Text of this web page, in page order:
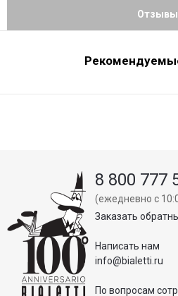
Отзывы
8 800 777
(ежедневно с
Заказать
Написать нам
info@bialetti.ru
По вопросам